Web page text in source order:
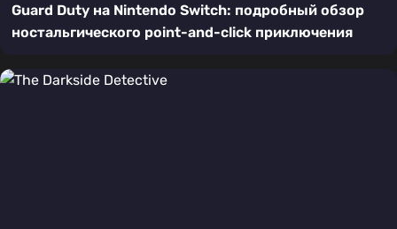
Guard Duty на Nintendo Switch: подробный обзор
ностальгического point-and-click приключения